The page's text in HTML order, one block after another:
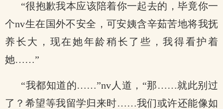
“很抱歉我本应该陪着你一起去的，毕竟你一
个nv生在国外不安全，可安姨含辛茹苦地将我抚
养长大，现在她年龄稍长了些，我得看护着
她……”
“我都知道的……”nv人道，“那……就此别过
了？希望等我留学归来时……我们或许还能像如